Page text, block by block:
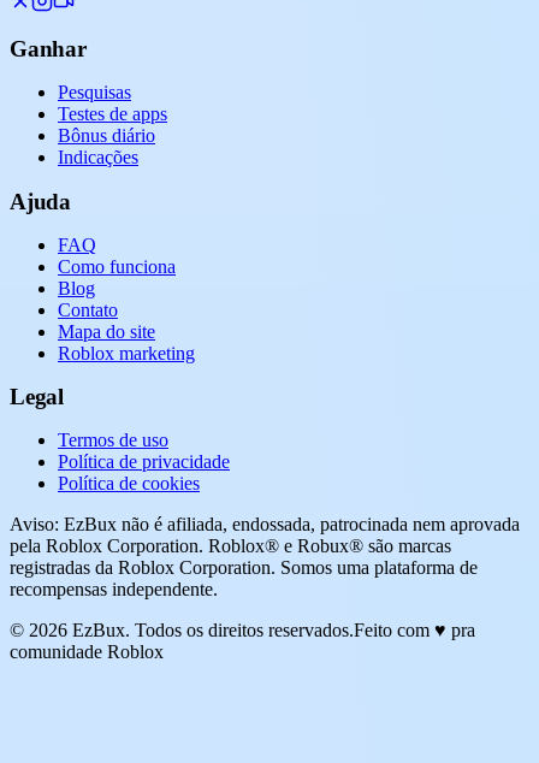
Ganhar
Pesquisas
Testes de apps
Bônus diário
Indicações
Ajuda
FAQ
Como funciona
Blog
Contato
Mapa do site
Roblox marketing
Legal
Termos de uso
Política de privacidade
Política de cookies
Aviso: EzBux não é afiliada, endossada, patrocinada nem aprovada
pela Roblox Corporation. Roblox® e Robux® são marcas
registradas da Roblox Corporation. Somos uma plataforma de
recompensas independente.
© 2026 EzBux. Todos os direitos reservados.Feito com ♥ pra
comunidade Roblox